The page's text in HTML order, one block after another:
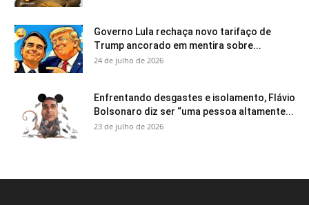
Governo Lula rechaça novo tarifaço de
Trump ancorado em mentira sobre...
24 de julho de 2026
Enfrentando desgastes e isolamento, Flávio
Bolsonaro diz ser “uma pessoa altamente...
23 de julho de 2026